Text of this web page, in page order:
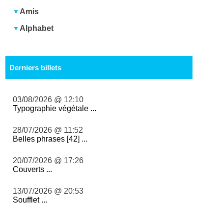
Amis
Alphabet
Derniers billets
03/08/2026 @ 12:10
Typographie végétale ...
28/07/2026 @ 11:52
Belles phrases [42] ...
20/07/2026 @ 17:26
Couverts ...
13/07/2026 @ 20:53
Soufflet ...